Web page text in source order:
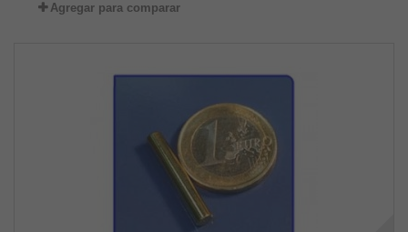
Agregar para comparar